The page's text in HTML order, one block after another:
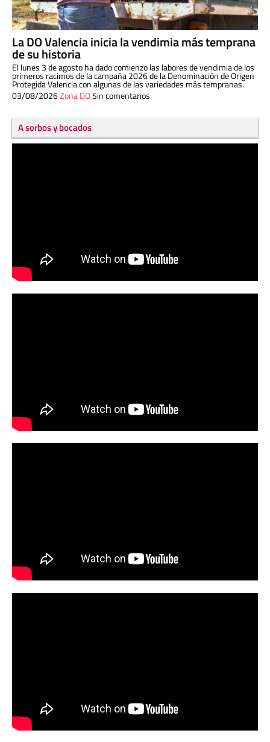
La DO Valencia inicia la vendimia más temprana
de su historia
El lunes 3 de agosto ha dado comienzo las labores de vendimia de los
primeros racimos de la campaña 2026 de la Denominación de Origen
Protegida Valencia con algunas de las variedades más tempranas.
03/08/2026Zona DOSin comentarios
A sorbos y bocados